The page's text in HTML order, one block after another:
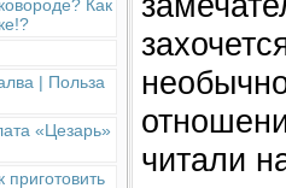
Как
| Польза
«Цезарь»
читали